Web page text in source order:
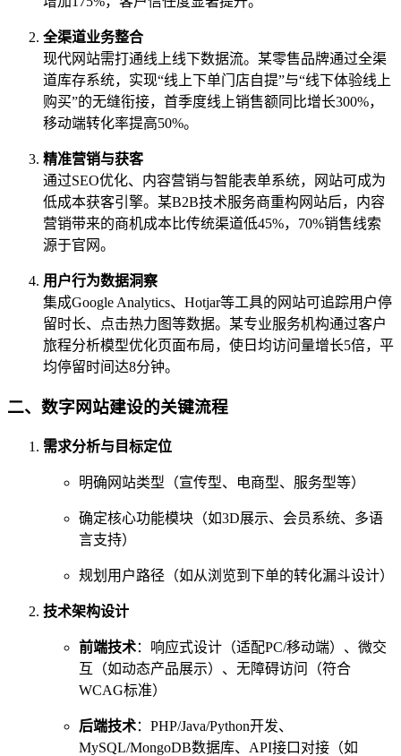
全渠道业务整合
现代网站需打通线上线下数据流。某零售品牌通过全渠
道库存系统，实现“线上下单门店自提”与“线下体验线上
购买”的无缝衔接，首季度线上销售额同比增长300%，
移动端转化率提高50%。
精准营销与获客
通过SEO优化、内容营销与智能表单系统，网站可成为
低成本获客引擎。某B2B技术服务商重构网站后，内容
营销带来的商机成本比传统渠道低45%，70%销售线索
源于官网。
用户行为数据洞察
集成Google Analytics、Hotjar等工具的网站可追踪用户停
留时长、点击热力图等数据。某专业服务机构通过客户
旅程分析模型优化页面布局，使日均访问量增长5倍，平
均停留时间达8分钟。
二、数字网站建设的关键流程
需求分析与目标定位
明确网站类型（宣传型、电商型、服务型等）
确定核心功能模块（如3D展示、会员系统、多语
言支持）
规划用户路径（如从浏览到下单的转化漏斗设计）
技术架构设计
前端技术：响应式设计（适配PC/移动端）、微交
互（如动态产品展示）、无障碍访问（符合
WCAG标准）
后端技术：PHP/Java/Python开发、
MySQL/MongoDB数据库、API接口对接（如